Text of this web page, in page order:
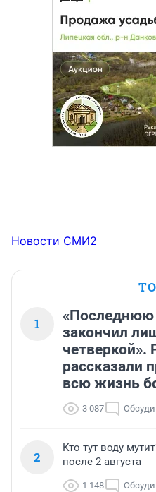
Новости СМИ2
1
«Последнюю
закончил
четверкой».
рассказали
всю жизнь
3 087
2
Кто тут воду
после 2 августа
1 148